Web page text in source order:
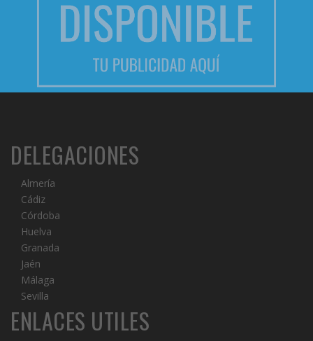
DELEGACIONES
Almería
Cádiz
Córdoba
Huelva
Granada
Jaén
Málaga
Sevilla
ENLACES UTILES